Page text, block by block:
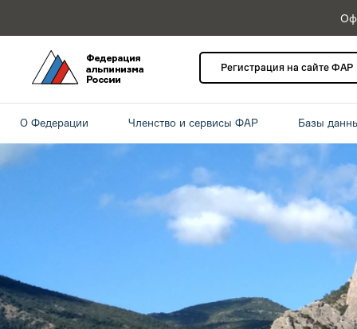
Регистрация на сайте ФАР
О Федерации Членство и сервисы ФАР Базы